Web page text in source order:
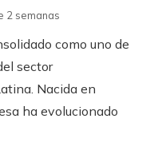
2 semanas
como uno de
sector
Nacida en
ha evolucionado